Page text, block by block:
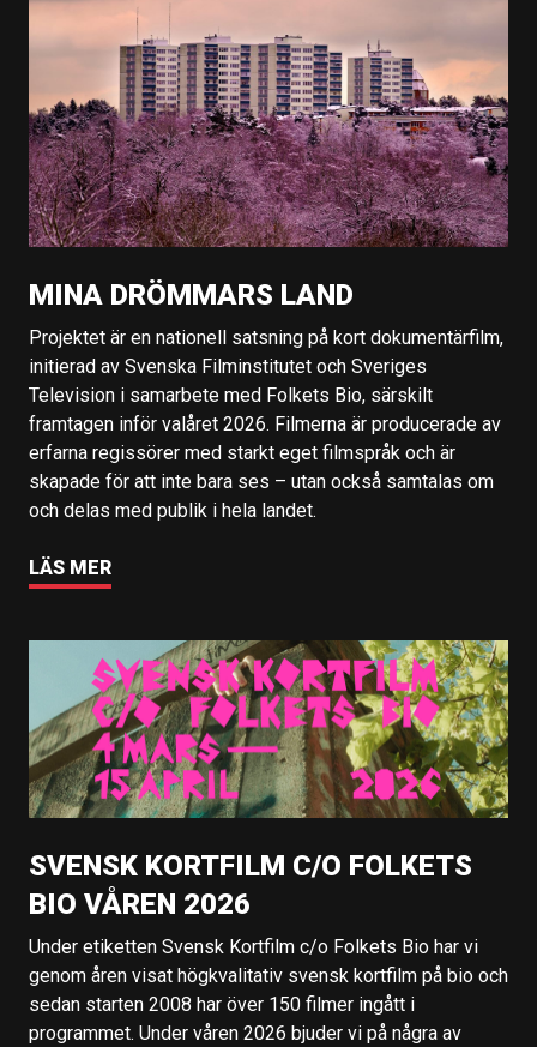
MINA DRÖMMARS LAND
Projektet är en nationell satsning på kort dokumentärfilm,
initierad av Svenska Filminstitutet och Sveriges
Television i samarbete med Folkets Bio, särskilt
framtagen inför valåret 2026. Filmerna är producerade av
erfarna regissörer med starkt eget filmspråk och är
skapade för att inte bara ses – utan också samtalas om
och delas med publik i hela landet.
LÄS MER
SVENSK KORTFILM C/O FOLKETS
BIO VÅREN 2026
Under etiketten Svensk Kortfilm c/o Folkets Bio har vi
genom åren visat högkvalitativ svensk kortfilm på bio och
sedan starten 2008 har över 150 filmer ingått i
programmet. Under våren 2026 bjuder vi på några av